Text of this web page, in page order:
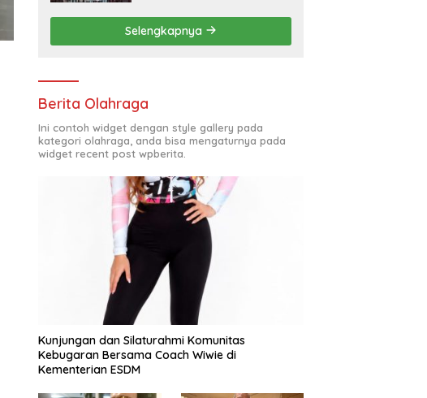
Penyelesaian Chapel USU
Selengkapnya
Berita Olahraga
Ini contoh widget dengan style gallery pada
kategori olahraga, anda bisa mengaturnya pada
widget recent post wpberita.
Kunjungan dan Silaturahmi Komunitas
Kebugaran Bersama Coach Wiwie di
Kementerian ESDM